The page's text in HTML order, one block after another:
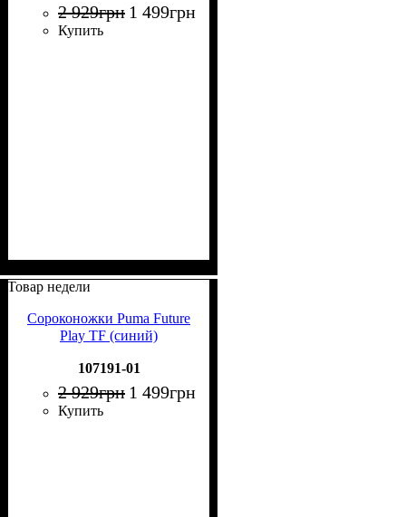
2 929грн 1 499грн
Купить
Товар недели
Сороконожки Puma Future
Play TF (синий)
107191-01
2 929грн 1 499грн
Купить